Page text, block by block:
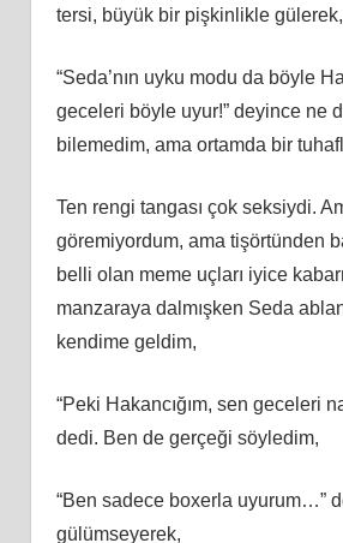
tersi, büyük bir pişkinlikle gülerek,
“Seda’nın uyku modu da böyle
geceleri böyle uyur!” deyince ne
bilemedim, ama ortamda bir
Ten rengi tangası çok seksiydi.
göremiyordum, ama tişörtünden
belli olan meme uçları iyice
manzaraya dalmışken Seda
kendime geldim,
“Peki Hakancığım, sen geceleri
dedi. Ben de gerçeği söyledim,
“Ben sadece boxerla uyurum…”
gülümseyerek,